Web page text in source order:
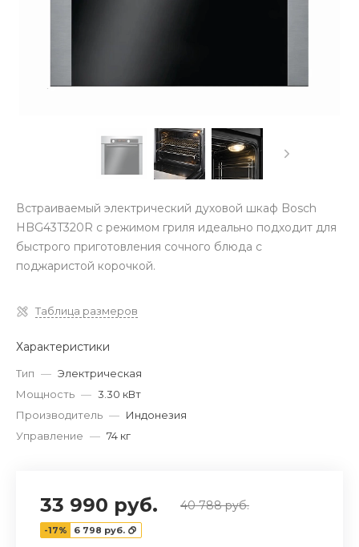
Встраиваемый электрический духовой шкаф Bosch
HBG43T320R с режимом гриля идеально подходит для
быстрого приготовления сочного блюда с
поджаристой корочкой.
Таблица размеров
Характеристики
Тип — Электрическая
Мощность — 3.30 кВт
Производитель — Индонезия
Управление — 74 кг
33 990 руб. 40 788 руб.
-17% 6 798 руб.